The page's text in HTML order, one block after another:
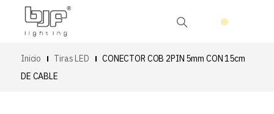
Inicio Tiras LED
CONECTOR COB 2PIN 5mm CON 15cm
DE CABLE